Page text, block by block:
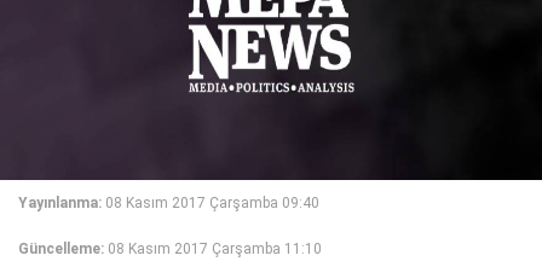
Yayınlanma: 08 Kasım 2017 Çarşamba 09:40
Güncelleme: 08 Kasım 2017 Çarşamba 11:10